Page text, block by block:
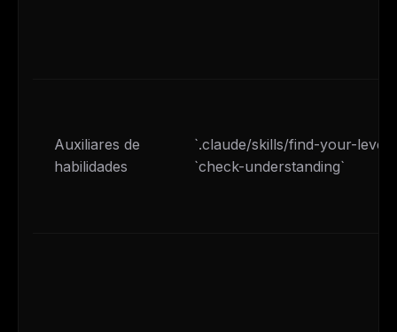
Auxiliares de
habilidades
`.claude/skills/find-your-level`,
`check-understanding`